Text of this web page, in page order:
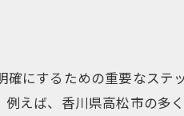
にするための重要なステ
えば、香川県高松市の多